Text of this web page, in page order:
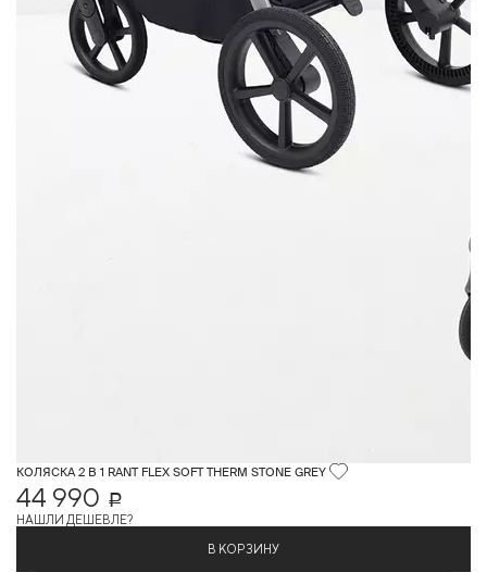
КОЛЯСКА 2 В 1 RANT FLEX SOFT THERM STONE GREY
44 990
Р
НАШЛИ ДЕШЕВЛЕ?
В КОРЗИНУ